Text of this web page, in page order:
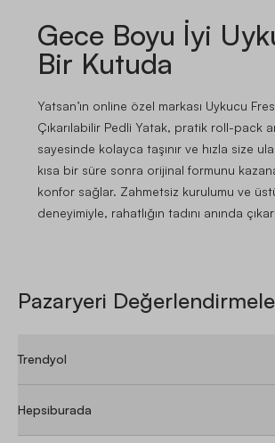
Gece Boyu İyi
Bir Kutuda
Yatsan’ın online özel markası Uykucu
Çıkarılabilir Pedli Yatak, pratik roll-pack
sayesinde kolayca taşınır ve hızla size
kısa bir süre sonra orijinal formunu
konfor sağlar. Zahmetsiz kurulumu ve
deneyimiyle, rahatlığın tadını anında
Pazaryeri
Trendyol
Hepsiburada